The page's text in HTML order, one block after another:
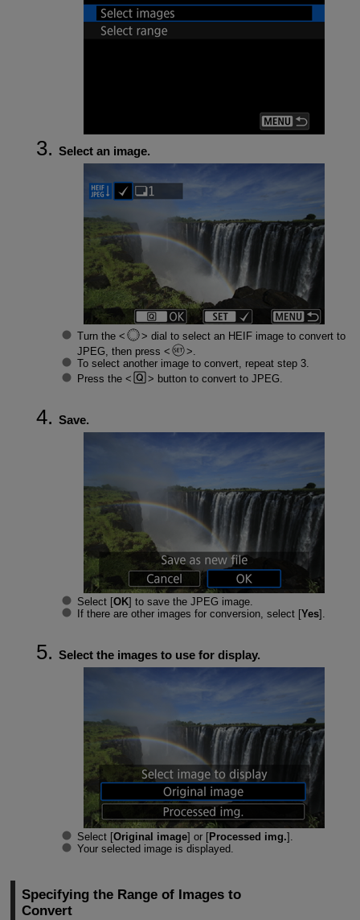
Select an image.
Turn the
dial to select an HEIF image to convert to
JPEG, then press
.
To select another image to convert, repeat step 3.
Press the
button to convert to JPEG.
Save.
Select [OK] to save the JPEG image.
If there are other images for conversion, select [Yes].
Select the images to use for display.
Select [Original image] or [Processed img.].
Your selected image is displayed.
Specifying the Range of Images to
Convert